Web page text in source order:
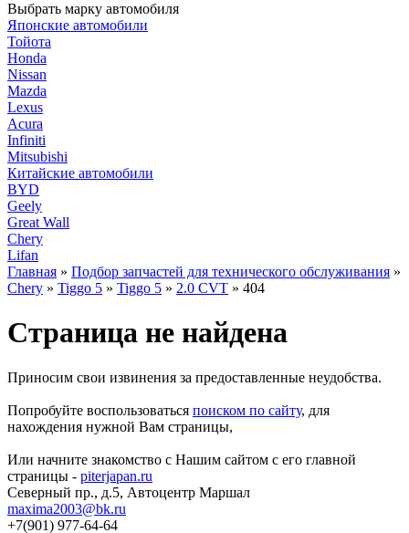
Выбрать марку автомобиля
Японские автомобили
Тойота
Honda
Nissan
Mazda
Lexus
Acura
Infiniti
Mitsubishi
Китайские автомобили
BYD
Geely
Great Wall
Chery
Lifan
Главная » Подбор запчастей для технического обслуживания »
Chery » Tiggo 5 » Tiggo 5 » 2.0 CVT » 404
Страница не найдена
Приносим свои извинения за предоставленные неудобства.
Попробуйте воспользоваться поиском по сайту, для
нахождения нужной Вам страницы,
Или начните знакомство с Нашим сайтом с его главной
страницы - piterjapan.ru
Северный пр., д.5, Автоцентр Маршал
maxima2003@bk.ru
+7(901) 977-64-64